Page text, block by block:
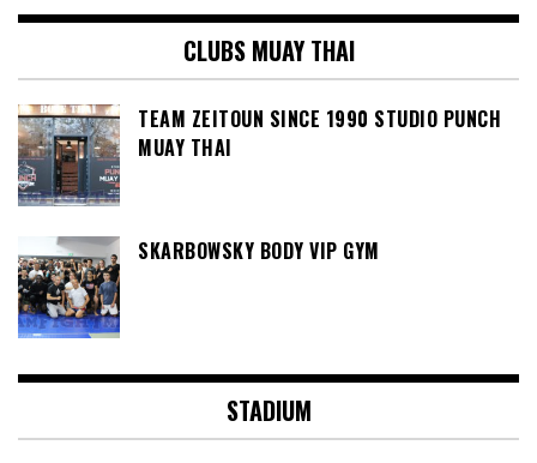
CLUBS MUAY THAI
TEAM ZEITOUN SINCE 1990 STUDIO PUNCH
MUAY THAI
SKARBOWSKY BODY VIP GYM
STADIUM